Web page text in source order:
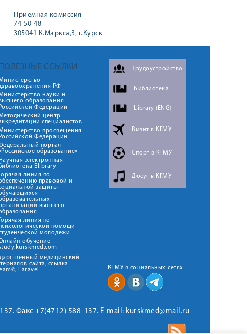
Приемная комиссия
74-50-48
305041 К.Маркса,3, г.Курск
ПОЛЕЗНЫЕ ССЫЛКИ
РФ
науки и
образования
Российской Федерации
центр
специалистов
просвещения
Российской Федерации
портал
образование»
Научная электронная
Elibrary
Горячая линия по
правовой и
защиты
высшего
Горячая линия по
помощи
молодежи
обучение
Трудоустройство
Библиотека
Library (ENG)
Визит в КГМУ
Спорт в КГМУ
Досуг в КГМУ
медицинский
сайта, ссылка
Laravel
КГМУ в социальных сетях
Факс +7(4712) 588-137. E-mail: kurskmed@mail.ru